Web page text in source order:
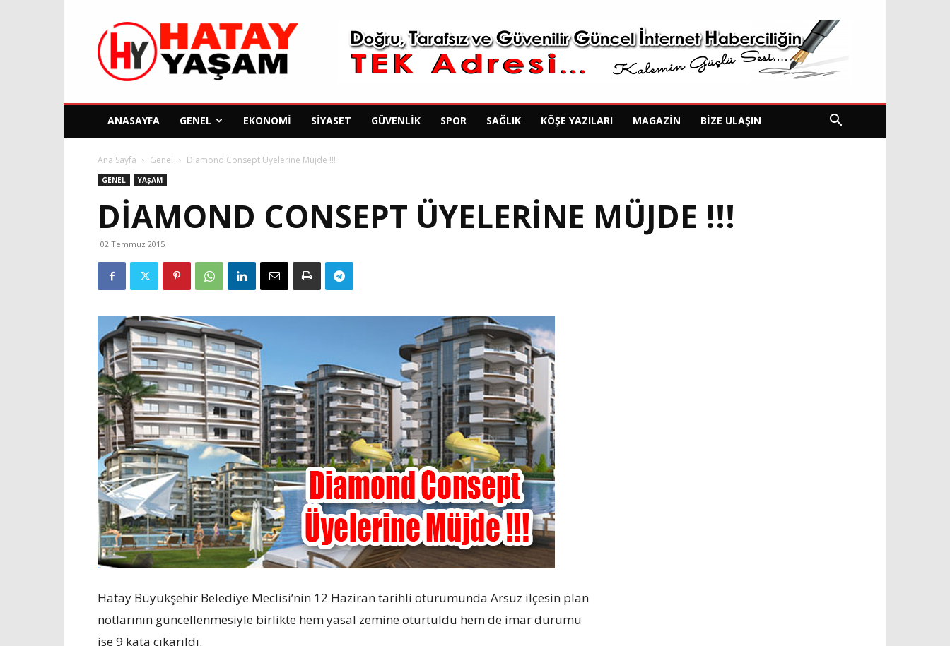
Hatay
Yaşam
Gazetesi
ANASAYFA GENEL EKONOMI SIYASET GÜVENLIK SPOR SAĞLIK KÖŞE YAZILARI MAGAZIN BIZE ULAŞIN
Ana Sayfa Genel Diamond Consept Üyelerine Müjde !!!
GENEL YAŞAM
DIAMOND CONSEPT ÜYELERINE MÜJDE !!!
02 Temmuz 2015
Hatay Büyükşehir Belediye Meclisi’nin 12 Haziran tarihli oturumunda Arsuz ilçesin plan
notlarının güncellenmesiyle birlikte hem yasal zemine oturtuldu hem de imar durumu
ise 9 kata çıkarıldı.